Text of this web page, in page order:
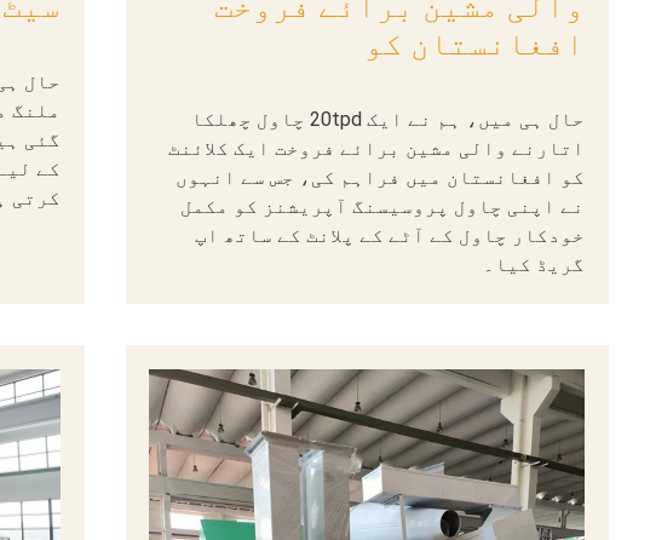
افغانستان کو
حال ہی میں، ہم نے ایک 20tpd چاول چھلکا
اتارنے والی مشین برائے فروخت ایک کلائنٹ
کو افغانستان میں فراہم کی، جس سے انہوں
نے اپنی چاول پروسیسنگ آپریشنز کو مکمل
خودکار چاول کے آٹے کے پلانٹ کے ساتھ اپ
گریڈ کیا۔
ملنگ
گئی
کے
کرتی